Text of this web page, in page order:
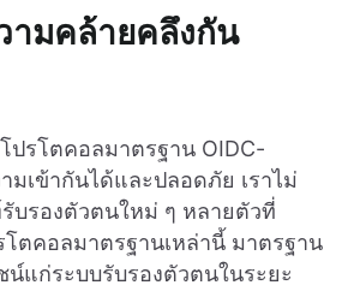
ามคล้ายคลึงกัน
ปรโตคอลมาตรฐาน OIDC-
มเข้ากันได้และปลอดภัย เราไม่
บรองตัวตนใหม่ ๆ หลายตัวที่
ตคอลมาตรฐานเหล่านี้ มาตรฐาน
น์แก่ระบบรับรองตัวตนในระยะ